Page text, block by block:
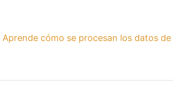
Aprende cómo se procesan los datos